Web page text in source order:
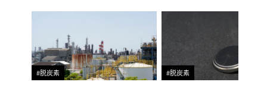
#脱炭素 #脱炭素